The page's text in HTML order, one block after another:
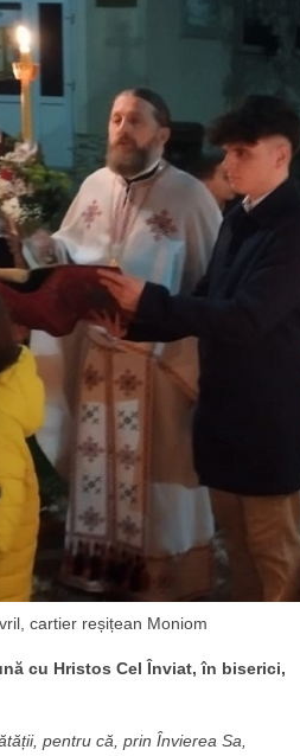
cartier reșițean Moniom
cu Hristos Cel Înviat, în biserici,
pentru că, prin Învierea Sa,